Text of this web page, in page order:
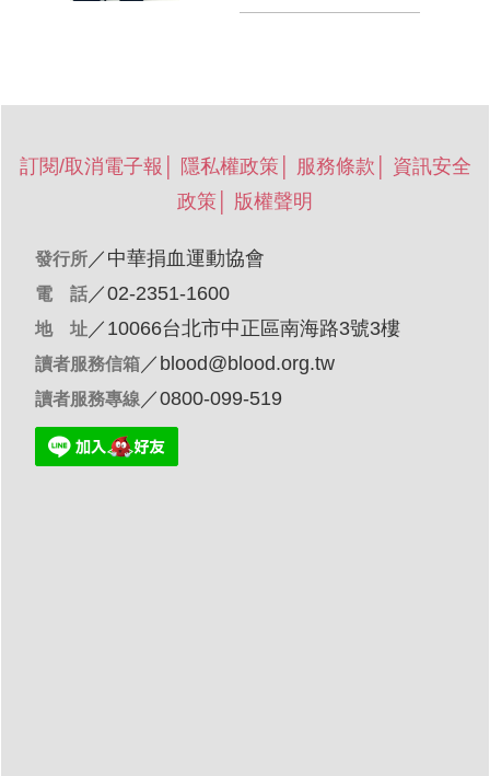
訂閱/取消電子報 隱私權政策 服務條款
資訊安全
政策
版權聲明
發行所／ 中華捐血運動協會
電 話／02-2351-1600
地 址／10066台北市中正區南海路3號3樓
讀者服務信箱／ blood@blood.org.tw
讀者服務專線 ／0800-099-519